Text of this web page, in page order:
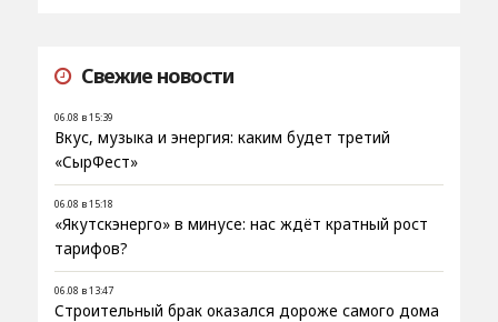
Свежие новости
06.08 в 15:39
Вкус, музыка и энергия: каким будет третий
«СырФест»
06.08 в 15:18
«Якутскэнерго» в минусе: нас ждёт кратный рост
тарифов?
06.08 в 13:47
Строительный брак оказался дороже самого дома